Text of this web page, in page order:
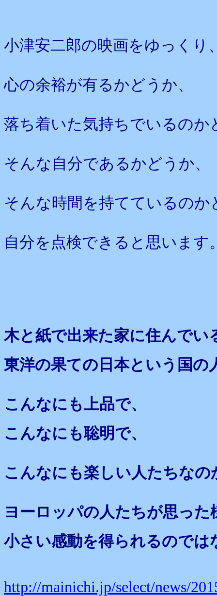
小津安二郎の映画をゆっく
心の余裕が有るかどうか、
落ち着いた気持ちでいるのか
そんな自分であるかどうか、
そんな時間を持てているのか
自分を点検できると思います
木と紙で出来た家に住んでい
東洋の果ての日本という国の
こんなにも上品で、
こんなにも聡明で、
こんなにも楽しい人たちなの
ヨーロッパの人たちが思った
小さい感動を得られるのでは
http://mainichi.jp/select/news/